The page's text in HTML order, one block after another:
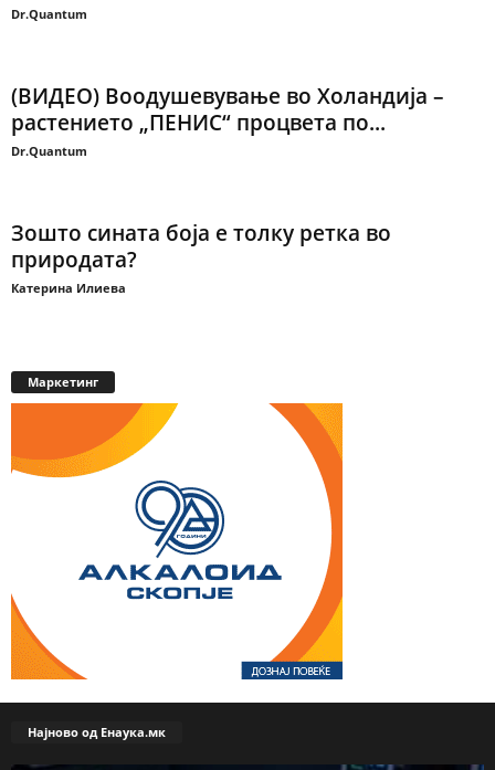
Dr.Quantum
(ВИДЕО) Воодушевување во Холандија –
растението „ПЕНИС“ процвета по...
Dr.Quantum
Зошто сината боја е толку ретка во
природата?
Катерина Илиева
Маркетинг
Најново од Енаука.мк